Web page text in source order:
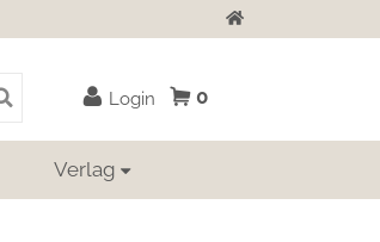
Zur Startseite
Login 0
Verlag